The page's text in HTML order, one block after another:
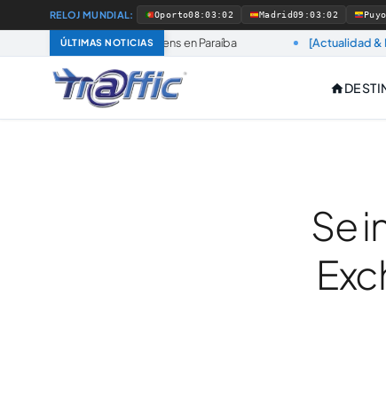
RELOJ MUNDIAL: Oporto08:03:03 Madrid09:03:03 Puyo
ÚLTIMAS NOTICIAS
de Azul Viagens en Paraíba [Actualidad & Negocios]
Se